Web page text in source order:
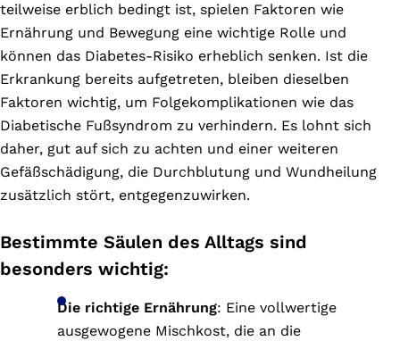
teilweise erblich bedingt ist, spielen Faktoren wie
Ernährung und Bewegung eine wichtige Rolle und
können das Diabetes-Risiko erheblich senken. Ist die
Erkrankung bereits aufgetreten, bleiben dieselben
Faktoren wichtig, um Folgekomplikationen wie das
Diabetische Fußsyndrom zu verhindern. Es lohnt sich
daher, gut auf sich zu achten und einer weiteren
Gefäßschädigung, die Durchblutung und Wundheilung
zusätzlich stört, entgegenzuwirken.
Bestimmte Säulen des Alltags sind
besonders wichtig:
Die richtige Ernährung: Eine vollwertige
ausgewogene Mischkost, die an die